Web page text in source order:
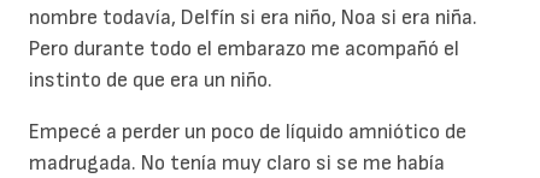
nombre todavía, Delfín si era niño, Noa si era niña.
Pero durante todo el embarazo me acompañó el
instinto de que era un niño.
Empecé a perder un poco de líquido amniótico de
madrugada. No tenía muy claro si se me había